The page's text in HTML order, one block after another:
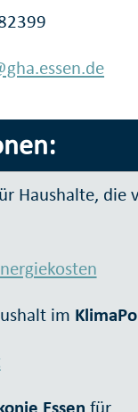
Haushalte, die
im